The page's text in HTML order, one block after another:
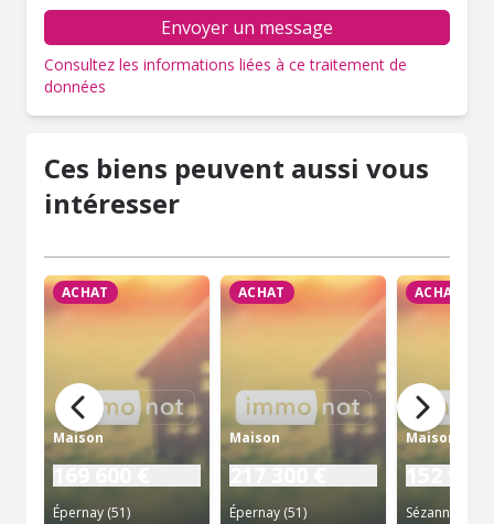
Envoyer un message
Consultez les informations liées à ce traitement de
données
Ces biens peuvent aussi vous
intéresser
ACHAT
Maison
Épernay (51)
ACHAT
Maison
Épernay (51)
ACHAT
Maison
Sézanne (51)